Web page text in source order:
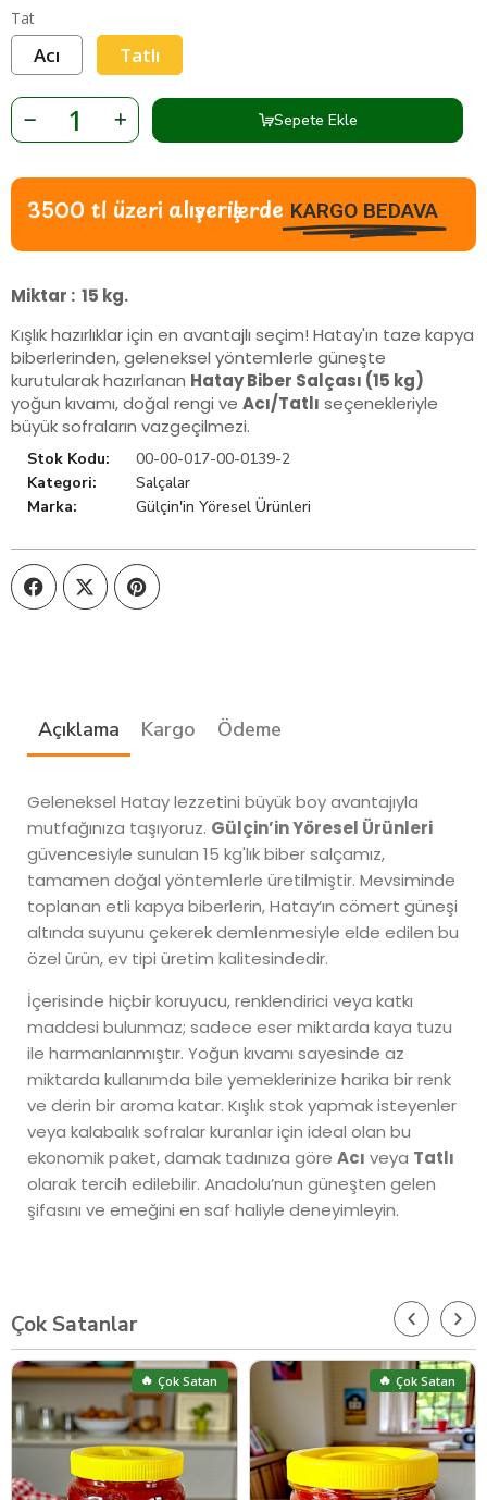
Tat
Acı Tatlı
Sepete Ekle
3500 tl üzeri alışverişlerde KARGO BEDAVA
Miktar : 15 kg.
Kışlık hazırlıklar için en avantajlı seçim! Hatay'ın taze kapya
biberlerinden, geleneksel yöntemlerle güneşte
kurutularak hazırlanan Hatay Biber Salçası (15 kg)
yoğun kıvamı, doğal rengi ve Acı/Tatlı seçenekleriyle
büyük sofraların vazgeçilmezi.
Stok Kodu
00-00-017-00-0139-2
Kategori
Salçalar
Marka
Gülçin'in Yöresel Ürünleri
Açıklama Kargo Ödeme
Geleneksel Hatay lezzetini büyük boy avantajıyla
mutfağınıza taşıyoruz. Gülçin’in Yöresel Ürünleri
güvencesiyle sunulan 15 kg'lık biber salçamız,
tamamen doğal yöntemlerle üretilmiştir. Mevsiminde
toplanan etli kapya biberlerin, Hatay’ın cömert güneşi
altında suyunu çekerek demlenmesiyle elde edilen bu
özel ürün, ev tipi üretim kalitesindedir.
İçerisinde hiçbir koruyucu, renklendirici veya katkı
maddesi bulunmaz; sadece eser miktarda kaya tuzu
ile harmanlanmıştır. Yoğun kıvamı sayesinde az
miktarda kullanımda bile yemeklerinize harika bir renk
ve derin bir aroma katar. Kışlık stok yapmak isteyenler
veya kalabalık sofralar kuranlar için ideal olan bu
ekonomik paket, damak tadınıza göre Acı veya Tatlı
olarak tercih edilebilir. Anadolu’nun güneşten gelen
şifasını ve emeğini en saf haliyle deneyimleyin.
Çok Satanlar
🔥 Çok Satan 🔥 Çok Satan